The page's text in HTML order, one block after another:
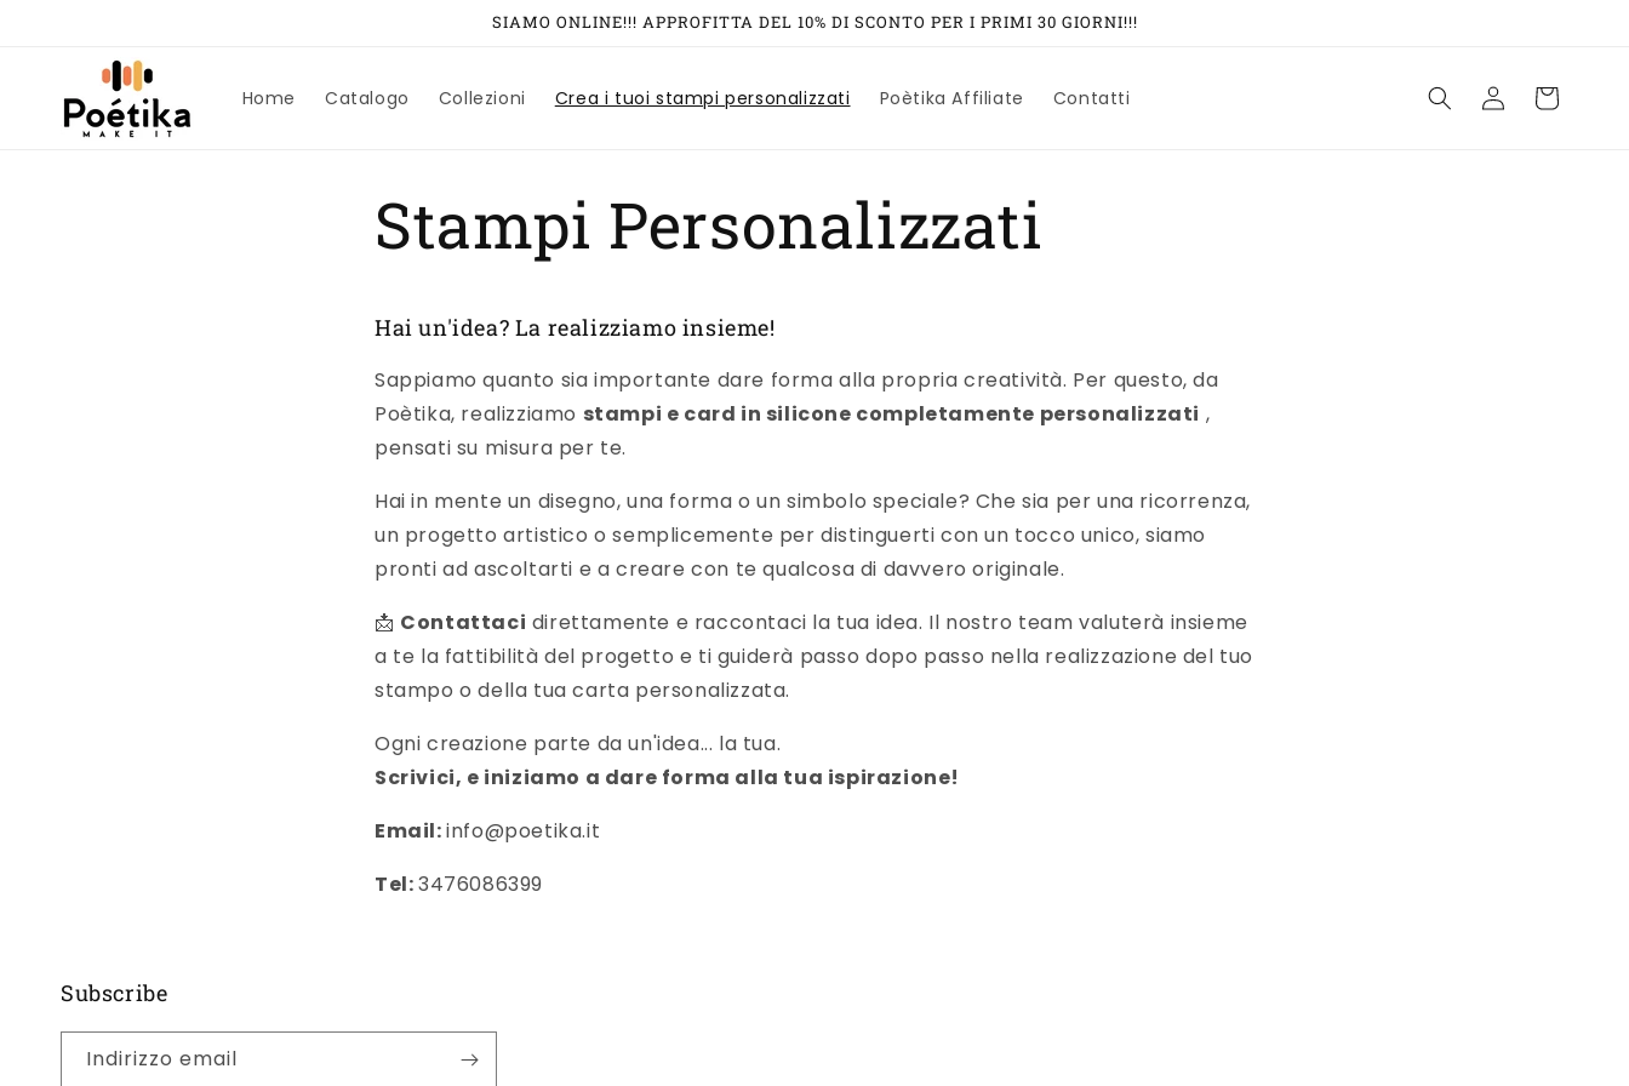
SIAMO ONLINE!!! APPROFITTA DEL 10% DI SCONTO PER I PRIMI 30 GIORNI!!!
Home Catalogo Collezioni Crea i tuoi stampi personalizzati Poètika Affiliate Contatti Accedi Carrello
Stampi Personalizzati
Hai un'idea? La realizziamo insieme!
Sappiamo quanto sia importante dare forma alla propria creatività. Per questo, da
Poètika, realizziamo stampi e card in silicone completamente personalizzati ,
pensati su misura per te.
Hai in mente un disegno, una forma o un simbolo speciale? Che sia per una ricorrenza,
un progetto artistico o semplicemente per distinguerti con un tocco unico, siamo
pronti ad ascoltarti e a creare con te qualcosa di davvero originale.
📩 Contattaci direttamente e raccontaci la tua idea. Il nostro team valuterà insieme
a te la fattibilità del progetto e ti guiderà passo dopo passo nella realizzazione del tuo
stampo o della tua carta personalizzata.
Ogni creazione parte da un'idea... la tua.
Scrivici, e iniziamo a dare forma alla tua ispirazione!
Email:info@poetika.it
Tel:3476086399
Subscribe
Indirizzo email